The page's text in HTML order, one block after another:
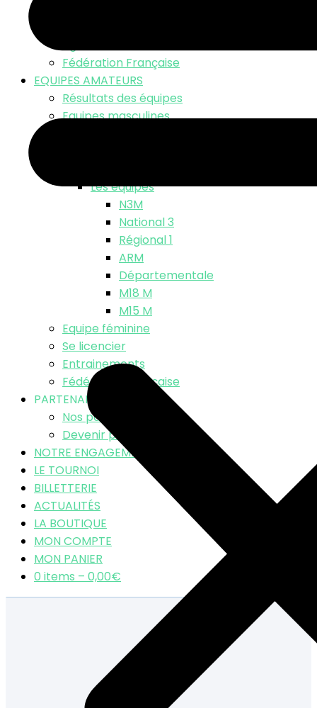
Fédération Française
EQUIPES AMATEURS
Résultats des équipes
Equipes masculines
Les équipes
N3M
National 3
Régional 1
ARM
Départementale
M18 M
M15 M
Equipe féminine
Se licencier
Entrainements
Fédération Française
PARTENAIRES
Nos partenaires
Devenir partenaire
NOTRE ENGAGEMENT RSE
LE TOURNOI
BILLETTERIE
ACTUALITÉS
LA BOUTIQUE
MON COMPTE
MON PANIER
0 items – 0,00€